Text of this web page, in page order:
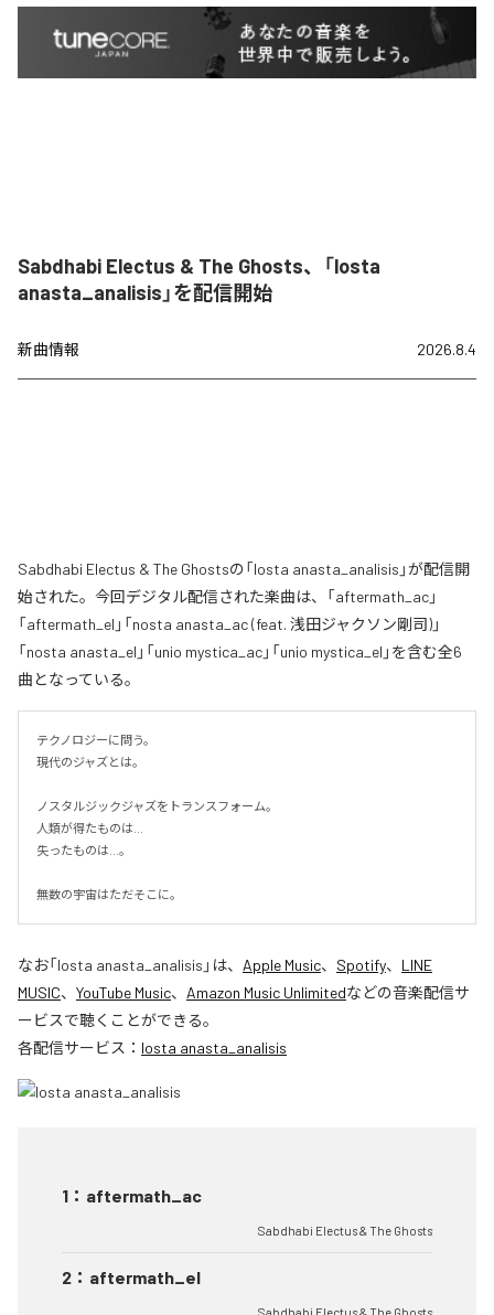
Sabdhabi Electus & The Ghosts、「losta
anasta_analisis」を配信開始
新曲情報 2026.8.4
Sabdhabi Electus & The Ghostsの「losta anasta_analisis」が配信開
始された。今回デジタル配信された楽曲は、「aftermath_ac」
「aftermath_el」「nosta anasta_ac (feat. 浅田ジャクソン剛司)」
「nosta anasta_el」「unio mystica_ac」「unio mystica_el」を含む全6
曲となっている。
テクノロジーに問う。
現代のジャズとは。
ノスタルジックジャズをトランスフォーム。
人類が得たものは...
失ったものは...。
無数の宇宙はただそこに。
なお「losta anasta_analisis 」は、 Apple Music、 Spotify、 LINE
MUSIC、 YouTube Music、 Amazon Music Unlimitedなどの音楽配信サ
ービスで聴くことができる。
各配信サービス： losta anasta_analisis
1 ： aftermath_ac
Sabdhabi Electus & The Ghosts
2 ： aftermath_el